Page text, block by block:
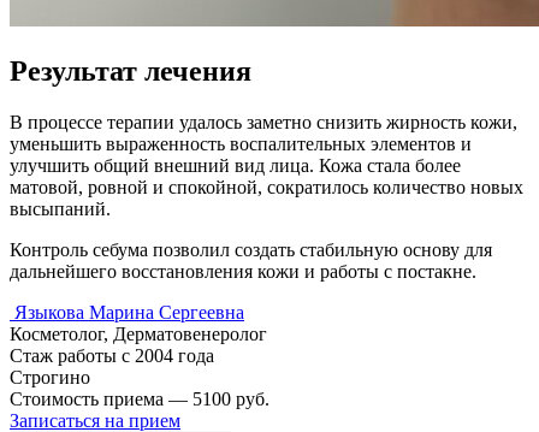
Результат лечения
В процессе терапии удалось заметно снизить жирность кожи,
уменьшить выраженность воспалительных элементов и
улучшить общий внешний вид лица. Кожа стала более
матовой, ровной и спокойной, сократилось количество новых
высыпаний.
Контроль себума позволил создать стабильную основу для
дальнейшего восстановления кожи и работы с постакне.
Языкова Марина Сергеевна
Косметолог, Дерматовенеролог
Стаж работы с 2004 года
Строгино
Стоимость приема — 5100 руб.
Записаться на прием